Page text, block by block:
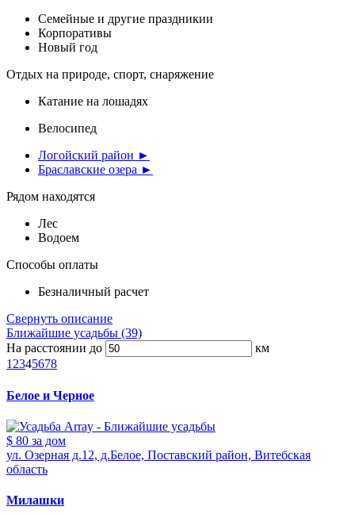
Семейные и другие праздникии
Корпоративы
Новый год
Отдых на природе, спорт, снаряжение
Катание на лошадях
Велосипед
Логойский район ►
Браславские озера ►
Рядом находятся
Лес
Водоем
Способы оплаты
Безналичный расчет
Свернуть описание
Ближайшие усадьбы (39)
На расстоянии до
км
1 2345678
Белое и Черное
$ 80 за дом
ул. Озерная д.12, д.Белое, Поставский район, Витебская
область
Милашки